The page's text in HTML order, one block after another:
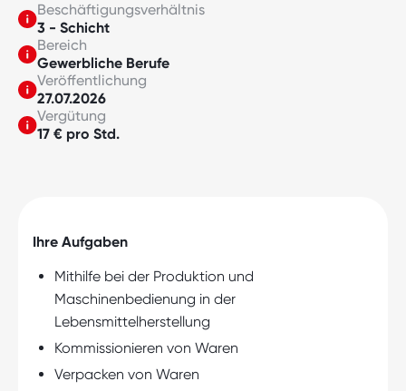
Beschäftigungsverhältnis
3 - Schicht
Bereich
Gewerbliche Berufe
Veröffentlichung
27.07.2026
Vergütung
17 € pro Std.
Ihre Aufgaben
Mithilfe bei der Produktion und
Maschinenbedienung in der
Lebensmittelherstellung
Kommissionieren von Waren
Verpacken von Waren